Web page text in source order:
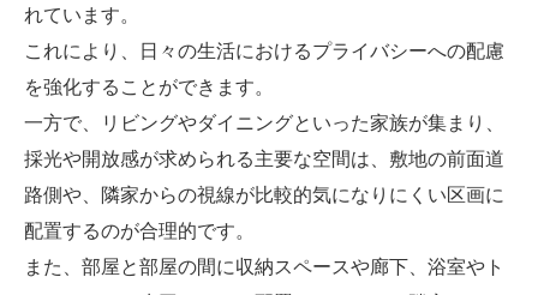
れています。
これにより、日々の生活におけるプライバシーへの配慮
を強化することができます。
一方で、リビングやダイニングといった家族が集まり、
採光や開放感が求められる主要な空間は、敷地の前面道
路側や、隣家からの視線が比較的気になりにくい区画に
配置するのが合理的です。
また、部屋と部屋の間に収納スペースや廊下、浴室やト